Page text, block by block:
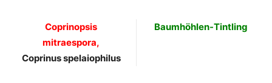
Coprinopsis
mitraespora,
Coprinus spelaiophilus
Baumhöhlen-Tintling